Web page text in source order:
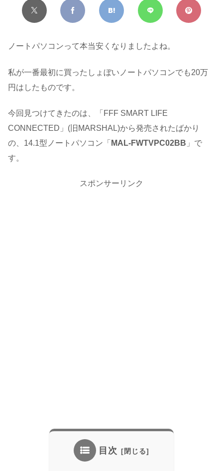
ノートパソコンって本当安くなりましたよね。
私が一番最初に買ったしょぼいノートパソコンでも20万
円はしたものです。
今回見つけてきたのは、「FFF SMART LIFE
CONNECTED」(旧MARSHAL)から発売されたばかり
の、14.1型ノートパソコン「 MAL-FWTVPC02BB 」で
す。
スポンサーリンク
目次